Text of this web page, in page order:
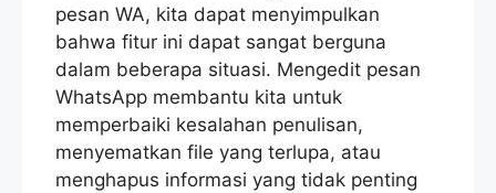
pesan WA, kita dapat menyimpulkan
bahwa fitur ini dapat sangat berguna
dalam beberapa situasi. Mengedit pesan
WhatsApp membantu kita untuk
memperbaiki kesalahan penulisan,
menyematkan file yang terlupa, atau
menghapus informasi yang tidak penting